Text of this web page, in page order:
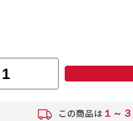
この商品は １～３